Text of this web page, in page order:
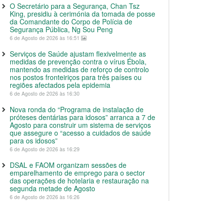
O Secretário para a Segurança, Chan Tsz
King, presidiu à cerimónia da tomada de posse
da Comandante do Corpo de Polícia de
Segurança Pública, Ng Sou Peng
6 de Agosto de 2026 às 16:51
Serviços de Saúde ajustam flexivelmente as
medidas de prevenção contra o vírus Ébola,
mantendo as medidas de reforço de controlo
nos postos fronteiriços para três países ou
regiões afectados pela epidemia
6 de Agosto de 2026 às 16:30
Nova ronda do “Programa de instalação de
próteses dentárias para idosos” arranca a 7 de
Agosto para construir um sistema de serviços
que assegure o “acesso a cuidados de saúde
para os idosos”
6 de Agosto de 2026 às 16:29
DSAL e FAOM organizam sessões de
emparelhamento de emprego para o sector
das operações de hotelaria e restauração na
segunda metade de Agosto
6 de Agosto de 2026 às 16:26